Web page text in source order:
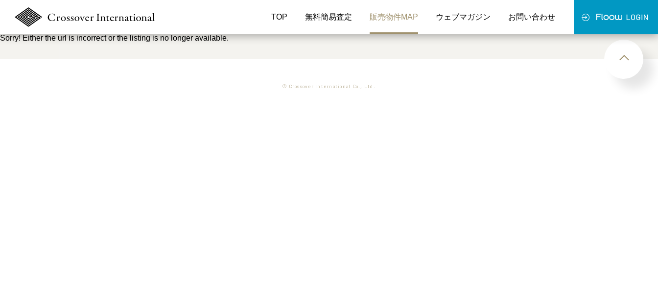
TOP 無料簡易査定 販売物件MAP ウェブマガジン お問い合わせ
Sorry! Either the url is incorrect or the listing is no longer available.
© Crossover International Co., Ltd.